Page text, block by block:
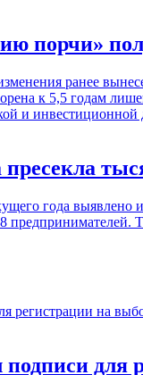
порчи»
ранее
к 5,5 годам
года выявлено
для